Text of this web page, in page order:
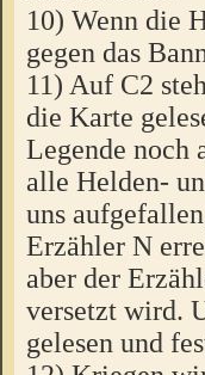
10) Wenn die
gegen das
11) Auf C2
die Karte
Legende noch
alle Helden-
uns
Erzähler N
aber der
versetzt wird.
gelesen und